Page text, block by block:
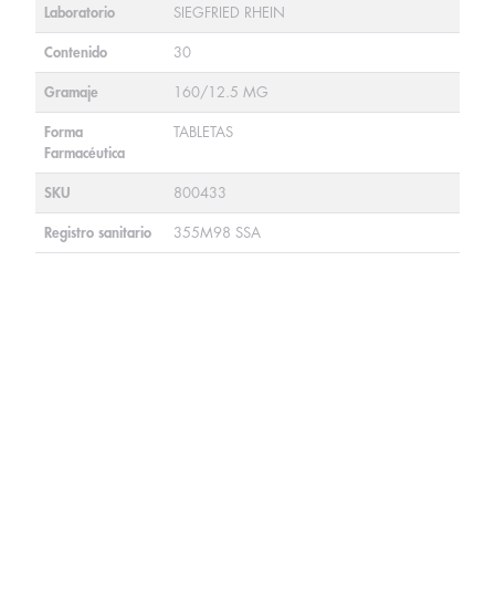
Laboratorio SIEGFRIED RHEIN
Contenido 30
Gramaje 160/12.5 MG
Forma
Farmacéutica
TABLETAS
SKU 800433
Registro sanitario 355M98 SSA